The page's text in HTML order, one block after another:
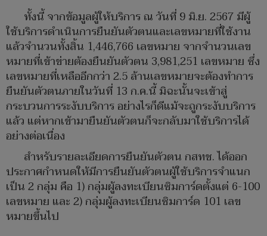
ทั้งนี้ จากข้อมูลผู้ให้บริการ ณ วันที่ 9 มิ.ย. 2567 มีผู้
ใช้บริการดำเนินการยืนยันตัวตนและเลขหมายที่ใช้งาน
แล้วจำนวนทั้งสิ้น 1,446,766 เลขหมาย จากจำนวนเลข
หมายที่เข้าข่ายต้องยืนยันตัวตน 3,981,251 เลขหมาย ซึ่ง
เลขหมายที่เหลืออีกกว่า 2.5 ล้านเลขหมายจะต้องทำการ
ยืนยันตัวตนภายในวันที่ 13 ก.ค.นี้ มิฉะนั้นจะเข้าสู่
กระบวนการระงับบริการ อย่างไรก็ดีแม้จะถูกระงับบริการ
แล้ว แต่หากเข้ามายืนยันตัวตนก็จะกลับมาใช้บริการได้
อย่างต่อเนื่อง
สำหรับรายละเอียดการยืนยันตัวตน กสทช. ได้ออก
ประกาศกำหนดให้มีการยืนยันตัวตนผู้ใช้บริการจำแนก
เป็น 2 กลุ่ม คือ 1) กลุ่มผู้ลงทะเบียนซิมการ์ดตั้งแต่ 6-100
เลขหมาย และ 2) กลุ่มผู้ลงทะเบียนซิมการ์ด 101 เลข
หมายขึ้นไป